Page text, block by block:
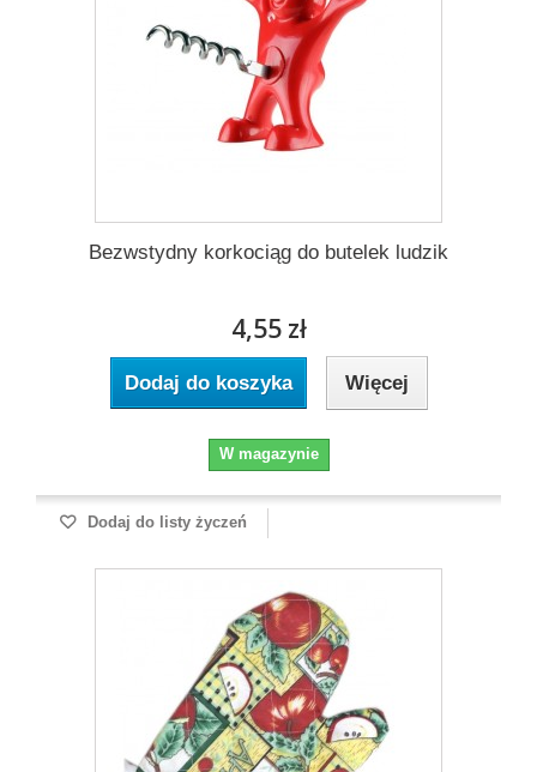
Bezwstydny korkociąg do butelek ludzik
4,55 zł
Dodaj do koszyka Więcej
W magazynie
Dodaj do listy życzeń